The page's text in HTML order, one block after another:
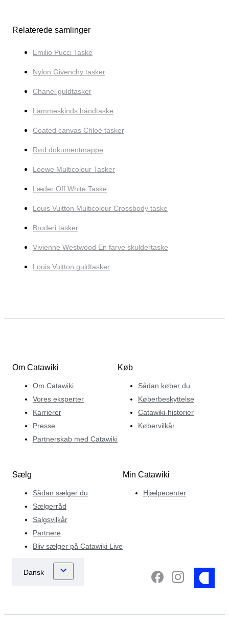
Relaterede samlinger
Emilio Pucci Taske
Nylon Givenchy tasker
Chanel guldtasker
Lammeskinds håndtaske
Coated canvas Chloé tasker
Rød dokumentmappe
Loewe Multicolour Tasker
Læder Off White Taske
Louis Vuitton Multicolour Crossbody taske
Broderi tasker
Vivienne Westwood En farve skuldertaske
Louis Vuitton guldtasker
Om Catawiki
Om Catawiki
Vores eksperter
Karrierer
Presse
Partnerskab med Catawiki
Køb
Sådan køber du
Køberbeskyttelse
Catawiki-historier
Købervilkår
Sælg
Sådan sælger du
Sælgerråd
Salgsvilkår
Partnere
Bliv sælger på Catawiki Live
Min Catawiki
Hjælpecenter